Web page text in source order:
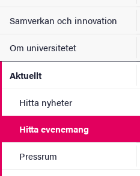
Samverkan och innovation
Om universitetet
Aktuellt
Hitta nyheter
Hitta evenemang
Pressrum